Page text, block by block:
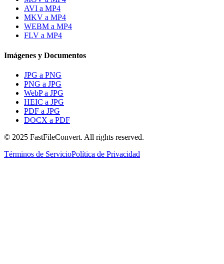
AVI a MP4
MKV a MP4
WEBM a MP4
FLV a MP4
Imágenes y Documentos
JPG a PNG
PNG a JPG
WebP a JPG
HEIC a JPG
PDF a JPG
DOCX a PDF
© 2025 FastFileConvert. All rights reserved.
Términos de ServicioPolítica de Privacidad